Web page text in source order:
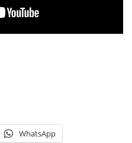
WhatsApp